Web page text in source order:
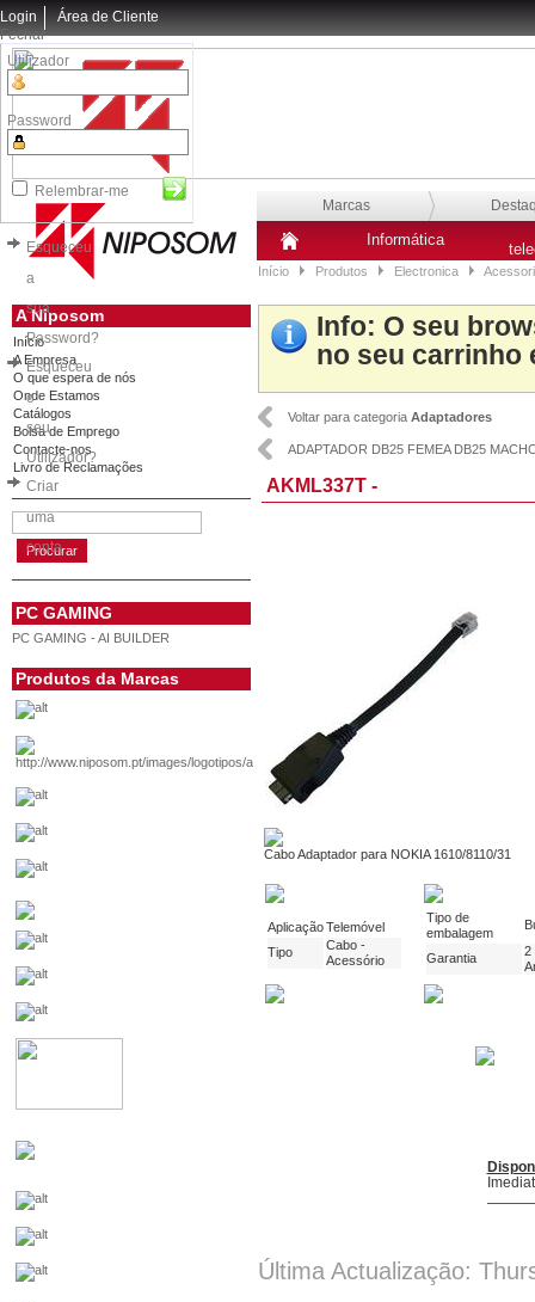
Login
Fechar
Utilizador
Password
Relembrar-me
Esqueceu
a
sua
Password?
Esqueceu
o
seu
Utilizador?
Criar
uma
conta
Área de Cliente
Marcas
Informática
Início Produtos Electronica
A Niposom
Início
A Empresa
O que espera de nós
Onde Estamos
Catálogos
Bolsa de Emprego
Contacte-nos
Livro de Reclamações
PC GAMING
PC GAMING - AI BUILDER
Produtos da Marcas
Info: O seu
no seu carrinho
Voltar para categoria Adaptadores
ADAPTADOR DB25 FEMEA DB25
AKML337T -
Cabo Adaptador para NOKIA 1610/8110/31
AplicaçãoTelemóvel
Tipo
Cabo -
Acessório
Tipo de
embalagem
Garantia
2
Última Actualização: